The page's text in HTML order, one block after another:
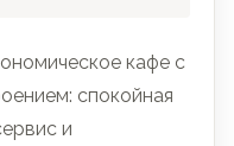
кафе с
спокойная
и